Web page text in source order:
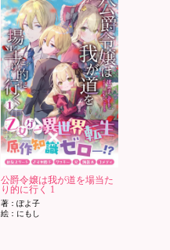
公爵令嬢は我が道を場当た
り的に行く 1
著：ぽよ子
絵：にもし